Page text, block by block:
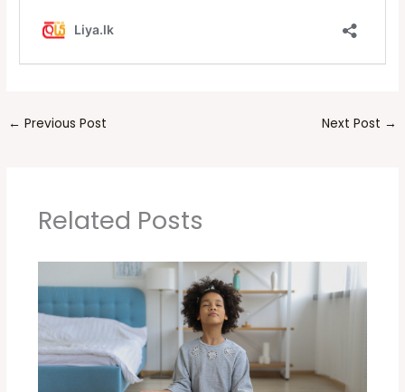
← Previous Post Next Post →
Related Posts